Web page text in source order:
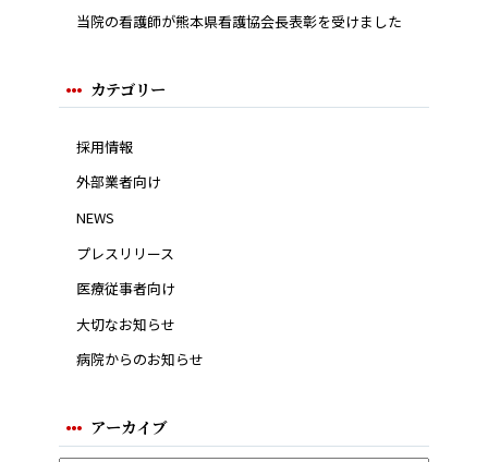
当院の看護師が熊本県看護協会長表彰を受けました
カテゴリー
採用情報
外部業者向け
NEWS
プレスリリース
医療従事者向け
大切なお知らせ
病院からのお知らせ
アーカイブ